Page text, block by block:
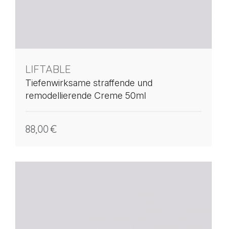
LIFTABLE
Tiefenwirksame straffende und
remodellierende Creme 50ml
88,00€